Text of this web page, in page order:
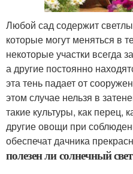
Любой сад содержит
которые могут меняться в
некоторые участки всегда
а другие постоянно
эта тень падает от
этом случае нельзя в
такие культуры, как перец,
другие овощи при
обеспечат дачника
полезен ли солнечный